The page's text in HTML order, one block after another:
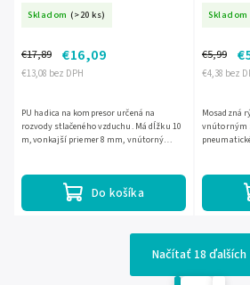
Skladom (>20 ks)
€13,08 bez DPH
€17,89 €16,09
Do košíka
PU hadica na kompresor určená na
rozvody stlačeného vzduchu. Má dĺžku 10
m, vonkajší priemer 8 mm, vnútorný
Skladom
€4,38 bez
€5,99
Mosadzná
vnútorným
Načítať 18 ďalších